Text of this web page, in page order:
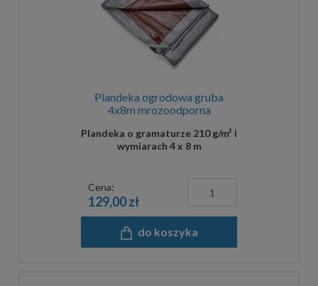
Plandeka ogrodowa gruba
4x8m mrozoodporna
Plandeka o gramaturze 210 g/m² i
wymiarach 4 x 8 m
Cena:
129,00 zł
do koszyka